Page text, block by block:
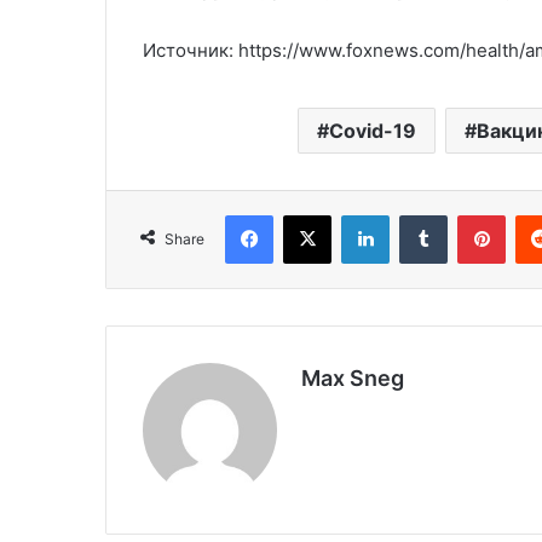
Источник: https://www.foxnews.com/
Covid-19
Share
Max Sneg